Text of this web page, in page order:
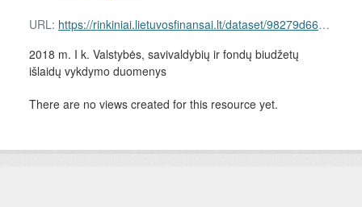
URL: https://rinkiniai.lietuvosfinansai.lt/dataset/98279d66-d2d4-4d1d-90e9-8b33c5dfe842/resource/50472fc1-3c1b-4b98-aca0-a21f569e0135/download/nac-expenses.csv
2018 m. I k. Valstybės, savivaldybių ir fondų biudžetų
išlaidų vykdymo duomenys
There are no views created for this resource yet.